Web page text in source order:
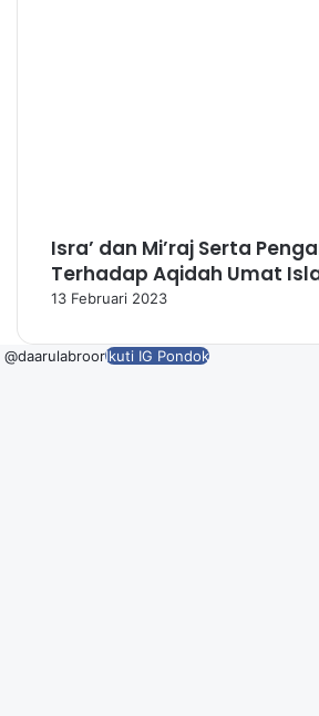
Isra’ dan Mi’raj Serta
Terhadap Aqidah Umat
13 Februari 2023
@daarulabroorIkuti IG Pondok